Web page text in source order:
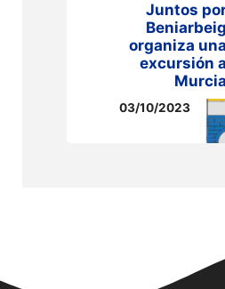
Juntos
Beniarbeig
organiza una
excursión a
Murcia
03/10/2023